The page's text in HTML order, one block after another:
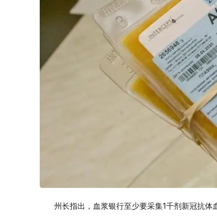
州长指出，血浆银行至少要采集1千剂新冠抗体